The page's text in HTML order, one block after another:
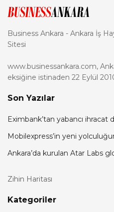
Business Ankara - Ankara İş
Sitesi
www.businessankara.com,
eksiğine istinaden 22 Eylül
Son Yazılar
Eximbank’tan yabancı ihracat
Mobilexpress’in yeni
Ankara’da kurulan Atar Labs
Zihin Haritası
Kategoriler